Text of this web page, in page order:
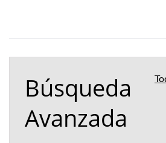
Búsqueda
Avanzada